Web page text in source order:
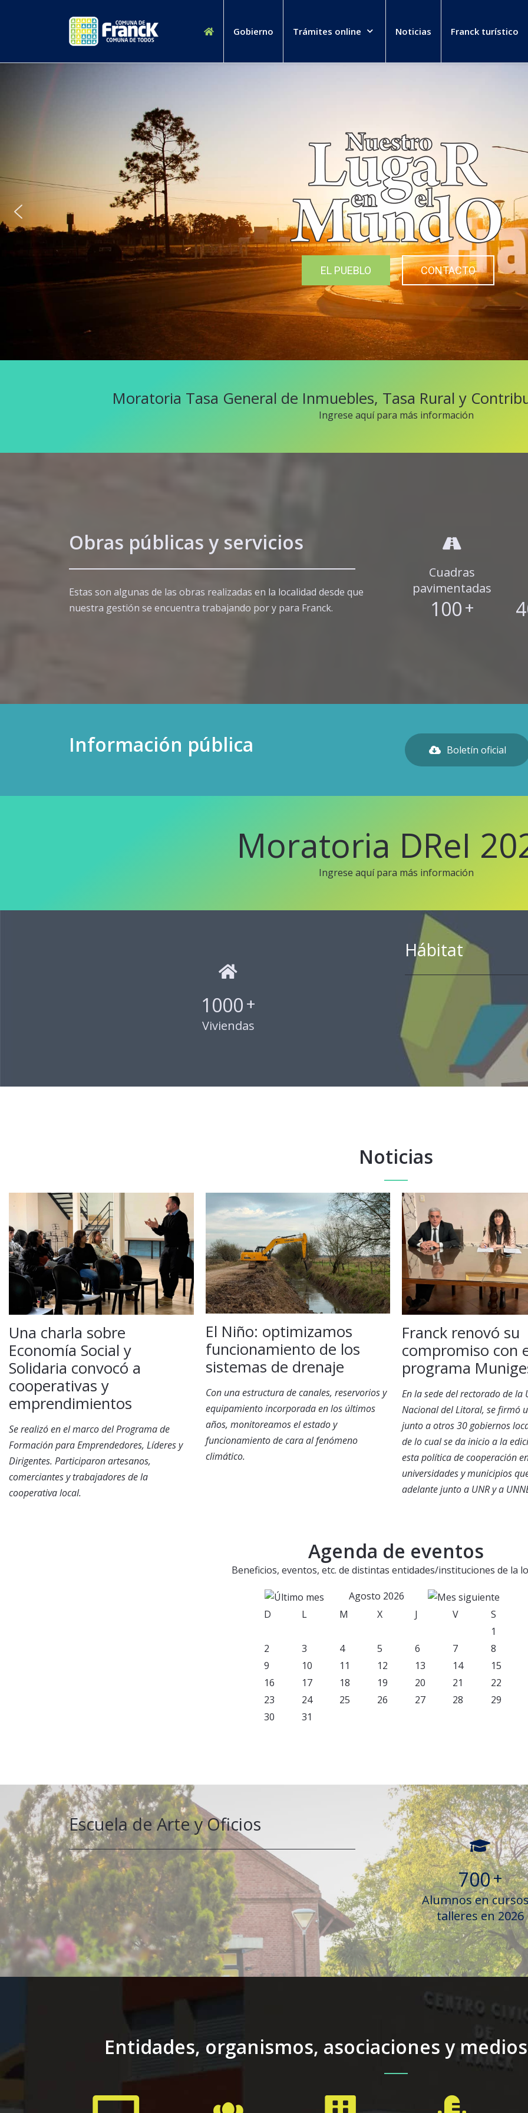
Gobierno Trámites online Noticias Franck turístico
EL PUEBLO CONTACTO
Moratoria Tasa General de Inmuebles, Tasa Rural y
Ingrese aquí para más información
Obras públicas y servicios
Estas son algunas de las obras realizadas en la localidad desde que
nuestra gestión se encuentra trabajando por y para Franck.
Cuadras
pavimentadas
100+
Información pública Boletín oficial
Moratoria DReI
Ingrese aquí para más información
1000+
Viviendas
Hábitat
Noticias
Una charla sobre
Economía Social y
Solidaria convocó a
cooperativas y
emprendimientos
Se realizó en el marco del Programa de
Formación para Emprendedores, Líderes y
Dirigentes. Participaron artesanos,
comerciantes y trabajadores de la
cooperativa local.
El Niño: optimizamos
funcionamiento de los
sistemas de drenaje
Con una estructura de canales, reservorios y
equipamiento incorporada en los últimos
años, monitoreamos el estado y
funcionamiento de cara al fenómeno
climático.
Franck renovó su
compromiso con
programa
En la sede del rectorado de la
Nacional del Litoral, se firmó
junto a otros 30 gobiernos
de lo cual se da inicio a la
esta política de cooperación
universidades y municipios
adelante junto a UNR y a
Agenda de eventos
Beneficios, eventos, etc. de distintas entidades/instituciones de la
Agosto 2026
D
L M X J V
S
1
2
3 4 5 6 7
8
9
10 11 12 13 14
15
16
17 18 19 20 21
22
23
24 25 26 27 28
29
30
31
Escuela de Arte y Oficios
700+
Alumnos en
talleres en 2026
Entidades, organismos, asociaciones y